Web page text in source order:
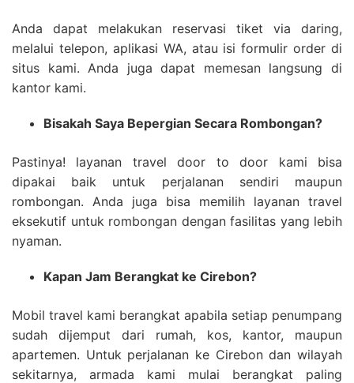
Anda dapat melakukan reservasi tiket via daring,
melalui telepon, aplikasi WA, atau isi formulir order di
situs kami. Anda juga dapat memesan langsung di
kantor kami.
Bisakah Saya Bepergian Secara Rombongan?
Pastinya! layanan travel door to door kami bisa
dipakai baik untuk perjalanan sendiri maupun
rombongan. Anda juga bisa memilih layanan travel
eksekutif untuk rombongan dengan fasilitas yang lebih
nyaman.
Kapan Jam Berangkat ke Cirebon?
Mobil travel kami berangkat apabila setiap penumpang
sudah dijemput dari rumah, kos, kantor, maupun
apartemen. Untuk perjalanan ke Cirebon dan wilayah
sekitarnya, armada kami mulai berangkat paling